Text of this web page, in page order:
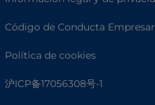
Código de Conducta
Política de cookies
沪ICP备17056308号-1